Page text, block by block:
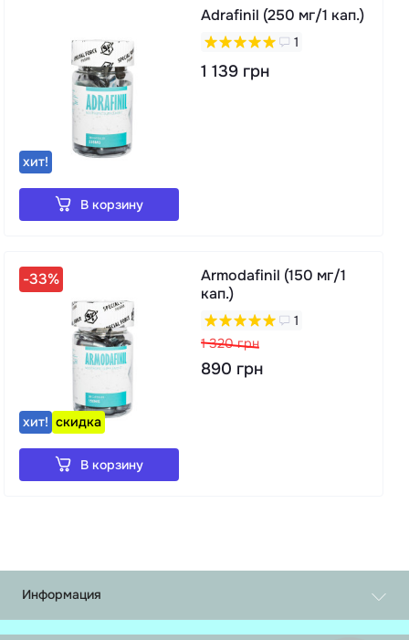
хит!
Adrafinil (250 мг/1 кап.)
1
1 139 грн
В корзину
-33%
хит! скидка
Armodafinil (150 мг/1
кап.)
1
1 320 грн
890 грн
В корзину
Информация
Обмен и возврат